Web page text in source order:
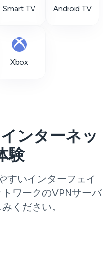
Smart TV Android TV
Xbox
ンターネッ
験
すいインターフェイ
ワークのVPNサーバ
ください。